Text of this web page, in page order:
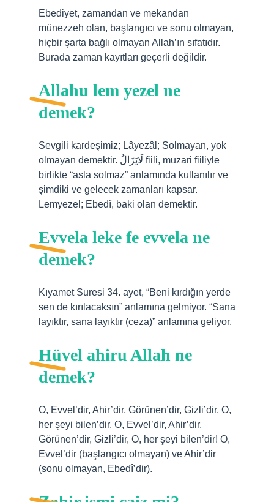
Ebediyet, zamandan ve mekandan
münezzeh olan, başlangıcı ve sonu olmayan,
hiçbir şarta bağlı olmayan Allah’ın sıfatıdır.
Burada zaman kayıtları geçerli değildir.
Allahu lem yezel ne
demek?
Sevgili kardeşimiz; Lâyezâl; Solmayan, yok
olmayan demektir. لَايَزَالُ fiili, muzari fiiliyle
birlikte “asla solmaz” anlamında kullanılır ve
şimdiki ve gelecek zamanları kapsar.
Lemyezel; Ebedî, baki olan demektir.
Evvela leke fe evvela ne
demek?
Kıyamet Suresi 34. ayet, “Beni kırdığın yerde
sen de kırılacaksın” anlamına gelmiyor. “Sana
layıktır, sana layıktır (ceza)” anlamına geliyor.
Hüvel ahiru Allah ne
demek?
O, Evvel’dir, Ahir’dir, Görünen’dir, Gizli’dir. O,
her şeyi bilen’dir. O, Evvel’dir, Ahir’dir,
Görünen’dir, Gizli’dir, O, her şeyi bilen’dir! O,
Evvel’dir (başlangıcı olmayan) ve Ahir’dir
(sonu olmayan, Ebedî’dir).